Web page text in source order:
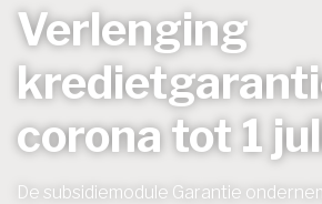
Verlenging
corona tot 1
De subsidiemodule Garantie